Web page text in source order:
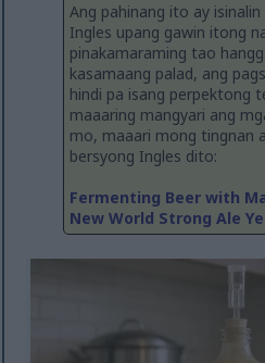
Ang pahinang ito ay
Ingles upang gawin itong
pinakamaraming tao
kasamaang palad, ang
hindi pa isang perpektong
maaaring mangyari ang
mo, maaari mong tingnan
bersyong Ingles dito:
Fermenting Beer with
New World Strong Ale